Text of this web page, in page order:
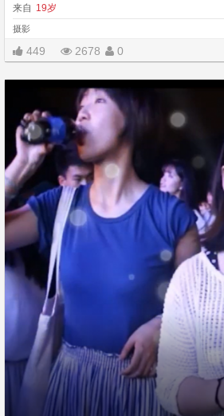
来自 19岁
摄影
449 2678 0